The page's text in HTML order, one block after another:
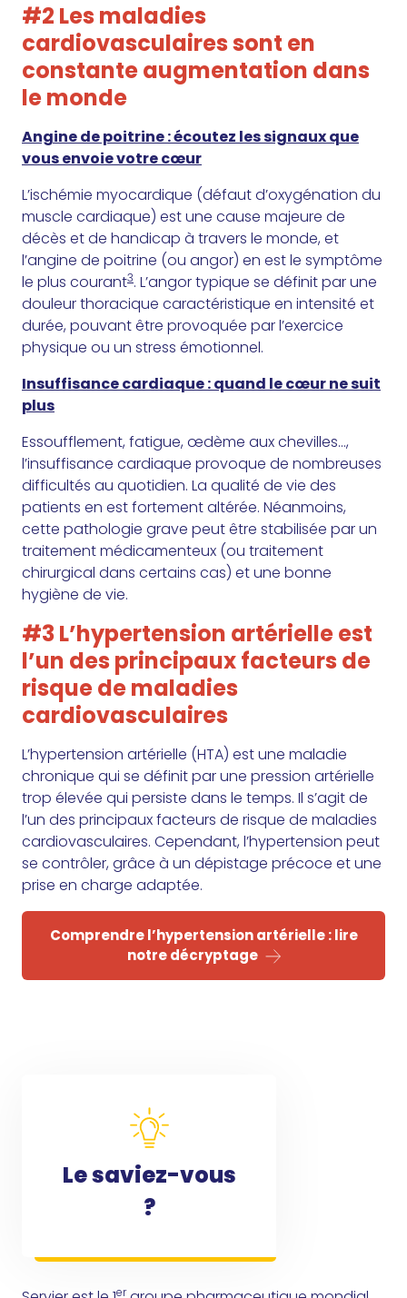
#2 Les maladies
cardiovasculaires sont en
constante augmentation dans
le monde
Angine de poitrine : écoutez les signaux que
vous envoie votre cœur
L’ischémie myocardique (défaut d’oxygénation du
muscle cardiaque) est une cause majeure de
décès et de handicap à travers le monde, et
l’angine de poitrine (ou angor) en est le symptôme
le plus courant3. L’angor typique se définit par une
douleur thoracique caractéristique en intensité et
durée, pouvant être provoquée par l’exercice
physique ou un stress émotionnel.
Insuffisance cardiaque : quand le cœur ne suit
plus
Essoufflement, fatigue, œdème aux chevilles…,
l’insuffisance cardiaque provoque de nombreuses
difficultés au quotidien. La qualité de vie des
patients en est fortement altérée. Néanmoins,
cette pathologie grave peut être stabilisée par un
traitement médicamenteux (ou traitement
chirurgical dans certains cas) et une bonne
hygiène de vie.
#3 L’hypertension artérielle est
l’un des principaux facteurs de
risque de maladies
cardiovasculaires
L’hypertension artérielle (HTA) est une maladie
chronique qui se définit par une pression artérielle
trop élevée qui persiste dans le temps. Il s’agit de
l’un des principaux facteurs de risque de maladies
cardiovasculaires. Cependant, l’hypertension peut
se contrôler, grâce à un dépistage précoce et une
prise en charge adaptée.
Comprendre l’hypertension artérielle : lire
notre décryptage
Le saviez-vous
?
er